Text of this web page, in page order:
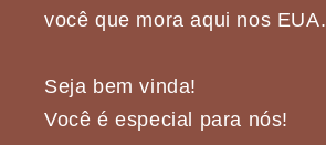
você que mora aqui nos EUA.
Seja bem vinda!
Você é especial para nós!